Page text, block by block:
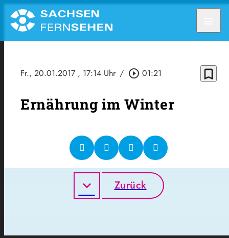
Fr., 20.01.2017 , 17:14 Uhr / play_circle_outline 01:21 bookmark_border
Ernährung im Winter
Zurück